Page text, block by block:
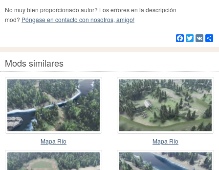
No muy bien proporcionado autor? Los errores en la descripción
mod? Póngase en contacto con nosotros, amigo!
Facebook
Twitter
VK
Mods similares
Mapa Río Mapa Río